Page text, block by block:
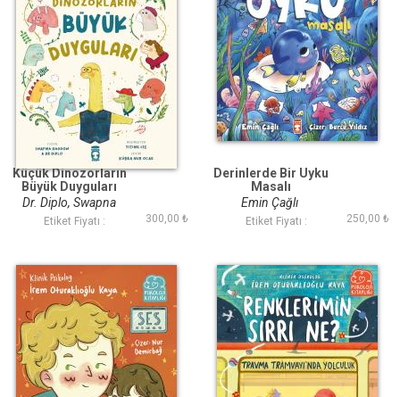
Küçük Dinozorların
Büyük Duyguları
Dr. Diplo, Swapna
Haddow
Etiket Fiyatı : 300,00 ₺
Derinlerde Bir Uyku
Masalı
Emin Çağlı
Etiket Fiyatı : 250,00 ₺